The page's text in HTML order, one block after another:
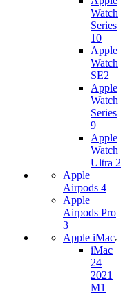
Watch
Series
10
Apple
Watch
SE2
Apple
Watch
Series
9
Apple
Watch
Ultra 2
Apple
Airpods 4
Apple
Airpods Pro
3
Apple iMac
iMac
24
2021
M1